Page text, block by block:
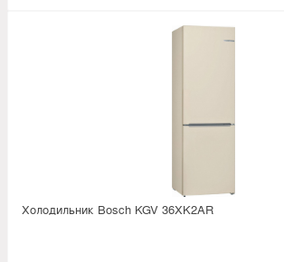
Холодильник Bosсh KGV 36XK2AR